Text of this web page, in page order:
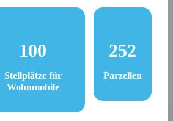
100
Stellplätze für
Wohnmobile
252
Parzellen